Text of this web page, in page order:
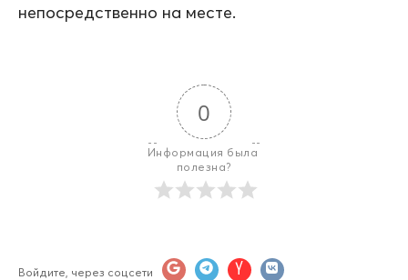
непосредственно на месте.
0
Информация была
полезна?
Войдите, через соцсети